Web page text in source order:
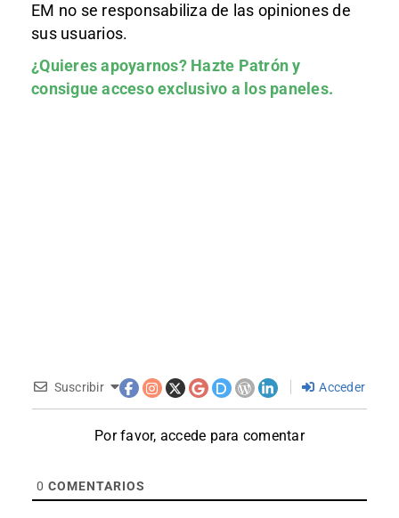
EM no se responsabiliza de las opiniones de
sus usuarios.
¿Quieres apoyarnos? Hazte Patróny
consigue acceso exclusivo a los paneles.
Suscribir Acceder
Por favor, accede para comentar
0 COMENTARIOS